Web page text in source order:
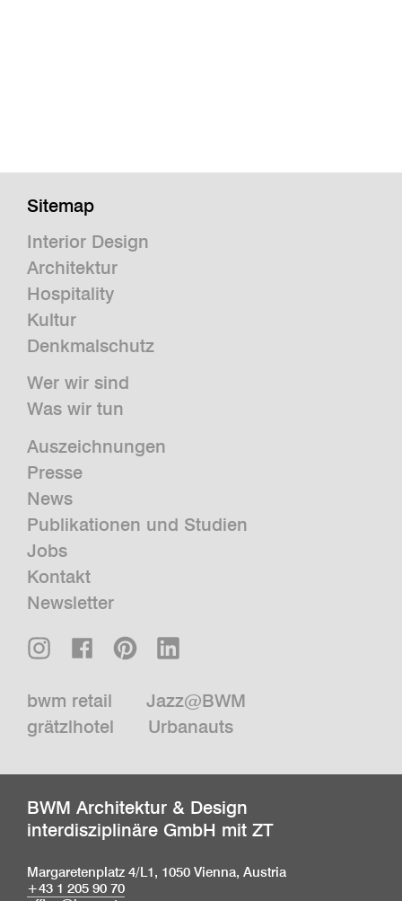
Sitemap
Interior Design
Architektur
Hospitality
Kultur
Denkmalschutz
Wer wir sind
Was wir tun
Auszeichnungen
Presse
News
Publikationen und Studien
Jobs
Kontakt
Newsletter
bwm retail
Jazz@BWM
grätzlhotel
Urbanauts
BWM Architektur & Design
interdisziplinäre GmbH mit ZT
Margaretenplatz 4/L1, 1050 Vienna, Austria
+43 1 205 90 70